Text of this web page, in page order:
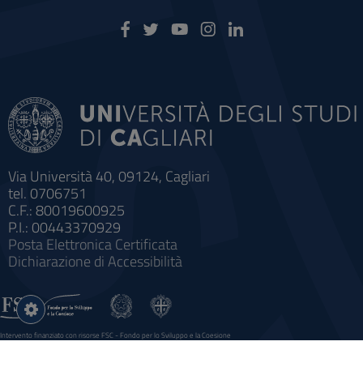
Via Università 40, 09124, Cagliari
tel. 0706751
C.F.: 80019600925
P.I.: 00443370929
Posta Elettronica Certificata
Dichiarazione di Accessibilità
Intervento finanziato con risorse FSC - Fondo per lo Sviluppo e la Coesione
Sistema informatico gestionale integrato a supporto della didattica e della ricerca e potenziamento dei servizi online
Impostazioni
cookie